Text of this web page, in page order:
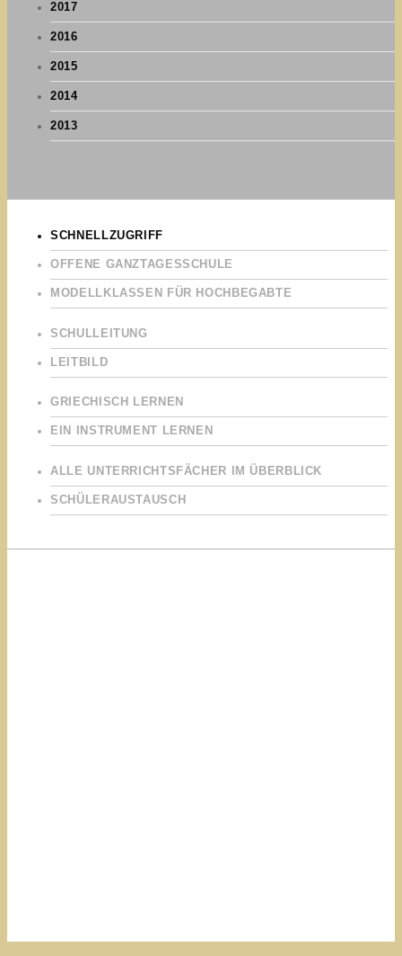
2017
2016
2015
2014
2013
SCHNELLZUGRIFF
OFFENE GANZTAGESSCHULE
MODELLKLASSEN FÜR HOCHBEGABTE
SCHULLEITUNG
LEITBILD
GRIECHISCH LERNEN
EIN INSTRUMENT LERNEN
ALLE UNTERRICHTSFÄCHER IM ÜBERBLICK
SCHÜLERAUSTAUSCH